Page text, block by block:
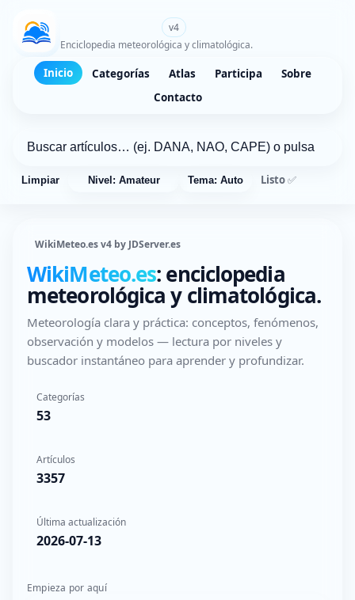
v4
Enciclopedia meteorológica y climatológica.
Inicio Categorías Atlas Participa
Sobre
Contacto
Limpiar Nivel: Amateur Tema: Auto Listo ✅
WikiMeteo.es v4 by JDServer.es
WikiMeteo.es: enciclopedia
meteorológica y climatológica.
Meteorología clara y práctica: conceptos, fenómenos,
observación y modelos — lectura por niveles y
buscador instantáneo para aprender y profundizar.
Categorías
53
Artículos
3357
Última actualización
2026-07-13
Empieza por aquí